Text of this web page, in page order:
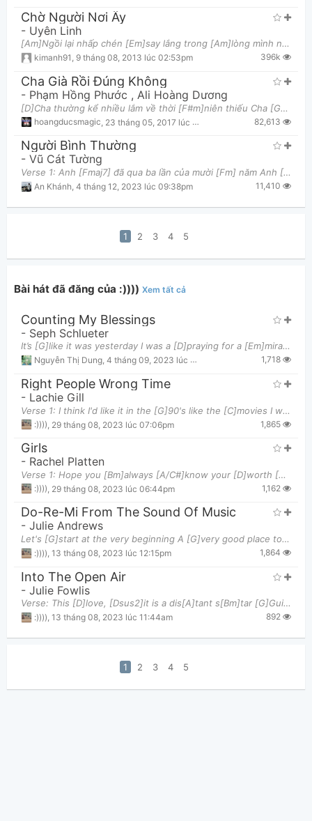
Chờ Người Nơi Ấy
- Uyên Linh
[Am]Ngồi lại nhấp chén [Em]say lắng trong [Am]lòng mình những đắng [Em]cay [Am]Ngày dài thấm thoắt
kimanh91 , 9 tháng 08, 2013 lúc 02:53pm 396k
Cha Già Rồi Đúng Không
- Phạm Hồng Phước , Ali Hoàng Dương
[D]Cha thường kể nhiều lắm về thời [F#m]niên thiếu Cha [Gadd9]hay đạp xe mỗi sáng cóc cách tới [Bm
hoangducsmagic 23 tháng 05, 2017 lúc 11:17pm 82,613
Người Bình Thường
- Vũ Cát Tường
Verse 1: Anh [Fmaj7] đã qua ba lần của mười [Fm] năm Anh [Em7] có một thời tuổi trẻ đẹp lắm [Gm]-[
An Khánh 4 tháng 12, 2023 lúc 09:38pm 11,410
1 2 3 4 5
Bài hát đã đăng của :)))) Xem tất cả
Counting My Blessings
- Seph Schlueter
It’s [G]like it was yesterday I was a [D]praying for a [Em]miracle Scared to have a little hope
Nguyễn Thị Dung, 4 tháng 09, 2023 lúc 06:50am 1,718
Right People Wrong Time
- Lachie Gill
Verse 1: I think I'd like it in the [G]90's like the [C]movies I would [G]show up at your window
:)))) 29 tháng 08, 2023 lúc 07:06pm 1,865
Girls
- Rachel Platten
Verse 1: Hope you [Bm]always [A/C#]know your [D]worth [D/F#]Though I [G]know that life can [D]hurt
:)))) 29 tháng 08, 2023 lúc 06:44pm 1,162
Do-Re-Mi From The Sound Of Music
- Julie Andrews
Let's [G]start at the very beginning A [G]very good place to start When you [F]read you begin with
:)))) 13 tháng 08, 2023 lúc 12:15pm 1,864
Into The Open Air
- Julie Fowlis
Verse: This [D]love, [Dsus2]it is a dis[A]tant s[Bm]tar [G]Guiding us home whe[A]rever we [Bm]are
:)))) 13 tháng 08, 2023 lúc 11:44am 892
1 2 3 4 5